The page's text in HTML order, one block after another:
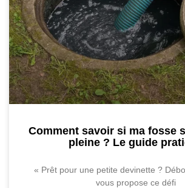
Comment savoir si ma fosse
pleine ? Le guide
« Prêt pour une petite devinette ?
vous propose ce défi